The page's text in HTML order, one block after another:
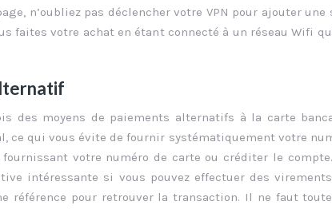
n’oubliez pas déclencher votre VPN pour ajouter une
faites votre achat en étant connecté à un réseau Wifi
des moyens de paiements alternatifs à la carte
ce qui vous évite de fournir systématiquement votre
votre numéro de carte ou créditer le
intéressante si vous pouvez effectuer des
référence pour retrouver la transaction. Il ne faut